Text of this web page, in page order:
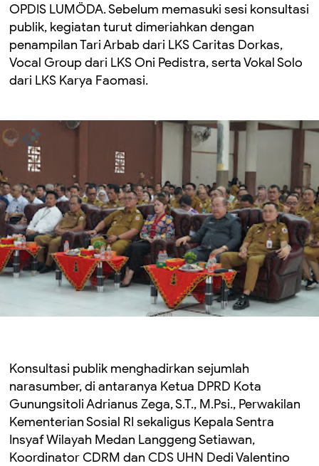
OPDIS LUMÖDA. Sebelum memasuki sesi konsultasi
publik, kegiatan turut dimeriahkan dengan
penampilan Tari Arbab dari LKS Caritas Dorkas,
Vocal Group dari LKS Oni Pedistra, serta Vokal Solo
dari LKS Karya Faomasi.
Konsultasi publik menghadirkan sejumlah
narasumber, di antaranya Ketua DPRD Kota
Gunungsitoli Adrianus Zega, S.T., M.Psi., Perwakilan
Kementerian Sosial RI sekaligus Kepala Sentra
Insyaf Wilayah Medan Langgeng Setiawan,
Koordinator CDRM dan CDS UHN Dedi Valentino